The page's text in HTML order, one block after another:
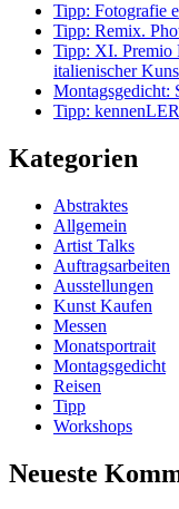
Tipp: Fotografie
Tipp: Remix.
Tipp: XI. Premio
italienischer
Montagsgedicht:
Tipp:
Kategorien
Abstraktes
Allgemein
Artist Talks
Auftragsarbeiten
Ausstellungen
Kunst Kaufen
Messen
Monatsportrait
Montagsgedicht
Reisen
Tipp
Workshops
Neueste